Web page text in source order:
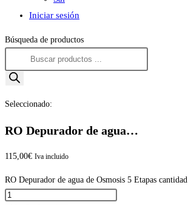
Iniciar sesión
Búsqueda de productos
Seleccionado:
RO Depurador de agua…
115,00€ Iva incluido
RO Depurador de agua de Osmosis 5 Etapas cantidad